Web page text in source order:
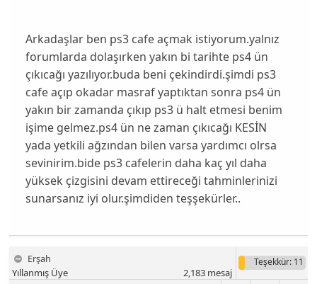
Arkadaşlar ben ps3 cafe açmak istiyorum.yalnız
forumlarda dolaşırken yakın bi tarihte ps4 ün
çıkıcağı yazılıyor.buda beni çekindirdi.şimdi ps3
cafe açıp okadar masraf yaptıktan sonra ps4 ün
yakın bir zamanda çıkıp ps3 ü halt etmesi benim
işime gelmez.ps4 ün ne zaman çıkıcağı KESİN
yada yetkili ağzından bilen varsa yardımcı olrsa
sevinirim.bide ps3 cafelerin daha kaç yıl daha
yüksek çizgisini devam ettireceği tahminlerinizi
sunarsanız iyi olur.şimdiden teşşekürler..
Erşah
Yıllanmış Üye
Teşekkür: 11
2,183mesaj